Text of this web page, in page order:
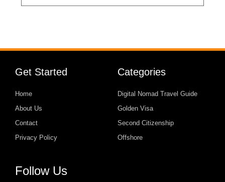
Get Started
Home
About Us
Contact
Privacy Policy
Categories
Digital Nomad Travel Guide
Golden Visa
Second Citizenship
Offshore
Follow Us